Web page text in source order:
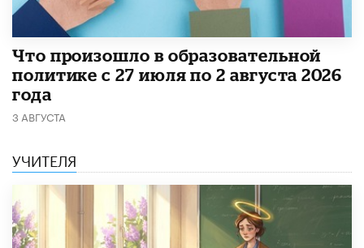
​Что произошло в образовательной
политике с 27 июля по 2 августа 2026
года
3 АВГУСТА
УЧИТЕЛЯ